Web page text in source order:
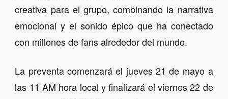
creativa para el grupo, combinando la narrativa
emocional y el sonido épico que ha conectado
con millones de fans alrededor del mundo.
La preventa comenzará el jueves 21 de mayo a
las 11 AM hora local y finalizará el viernes 22 de